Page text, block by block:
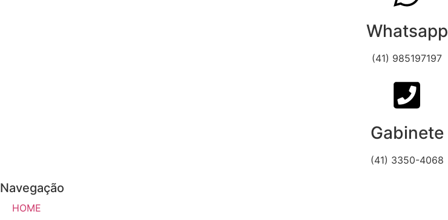
Whatsapp
(41) 985197197
Gabinete
(41) 3350-4068
Navegação
HOME